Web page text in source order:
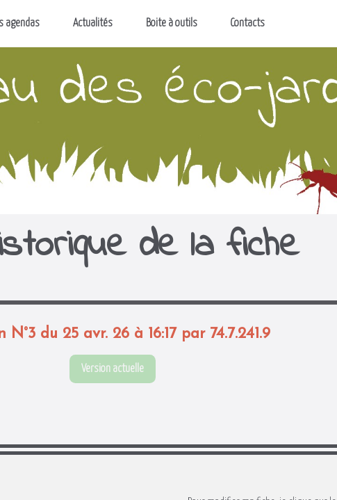
agendas Actualités Boite à outils Contacts
de la fiche
N°3 du 25 avr. 26 à 16:17 par 74.7.241.9
Version actuelle